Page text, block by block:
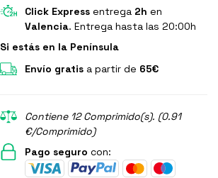
Click Express entrega 2h en
Valencia. Entrega hasta las 20:00h
Si estás en la Península
Envío gratis a partir de 65€
Contiene 12 Comprimido(s). (0.91
€/Comprimido)
Pago seguro con: